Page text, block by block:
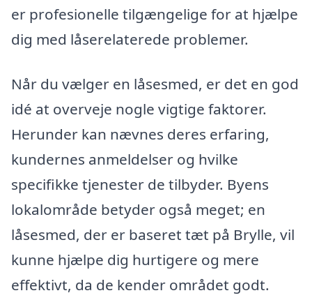
er profesionelle tilgængelige for at hjælpe
dig med låserelaterede problemer.
Når du vælger en låsesmed, er det en god
idé at overveje nogle vigtige faktorer.
Herunder kan nævnes deres erfaring,
kundernes anmeldelser og hvilke
specifikke tjenester de tilbyder. Byens
lokalområde betyder også meget; en
låsesmed, der er baseret tæt på Brylle, vil
kunne hjælpe dig hurtigere og mere
effektivt, da de kender området godt.